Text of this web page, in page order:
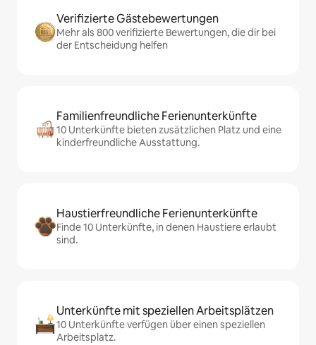
Verifizierte Gästebewertungen
Mehr als 800 verifizierte Bewertungen, die dir bei
der Entscheidung helfen
Familienfreundliche Ferienunterkünfte
10 Unterkünfte bieten zusätzlichen Platz und eine
kinderfreundliche Ausstattung.
Haustierfreundliche Ferienunterkünfte
Finde 10 Unterkünfte, in denen Haustiere erlaubt
sind.
Unterkünfte mit speziellen Arbeitsplätzen
10 Unterkünfte verfügen über einen speziellen
Arbeitsplatz.